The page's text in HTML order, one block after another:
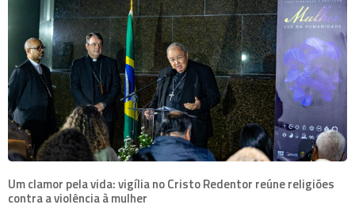
Um clamor pela vida: vigília no Cristo Redentor reúne religiões
contra a violência à mulher